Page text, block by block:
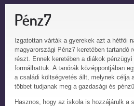
Pénz7
Izgatottan várták a gyerekek azt a hétfői
magyarországi Pénz7 keretében tartandó
részt. Ennek keretében a diákok
formálhattuk. A tanórák középpontjában
a családi költségvetés állt, melynek célja
többet tudjanak meg a gazdasági és
Hasznos, hogy az iskola is hozzájárulk a